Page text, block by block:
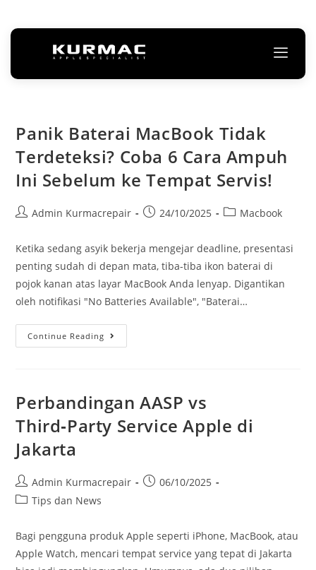
Panik Baterai MacBook Tidak
Terdeteksi? Coba 6 Cara Ampuh
Ini Sebelum ke Tempat Servis!
Admin Kurmacrepair 24/10/2025 Macbook
Ketika sedang asyik bekerja mengejar deadline, presentasi
penting sudah di depan mata, tiba-tiba ikon baterai di
pojok kanan atas layar MacBook Anda lenyap. Digantikan
oleh notifikasi "No Batteries Available", "Baterai…
Continue Reading
Perbandingan AASP vs
Third‑Party Service Apple di
Jakarta
Admin Kurmacrepair
06/10/2025
Tips dan News
Bagi pengguna produk Apple seperti iPhone, MacBook, atau
Apple Watch, mencari tempat service yang tepat di Jakarta